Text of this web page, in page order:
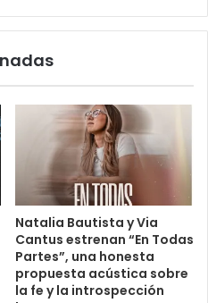
Natalia Bautista y Via
Cantus estrenan “En Todas
Partes”, una honesta
propuesta acústica sobre
la fe y la introspección